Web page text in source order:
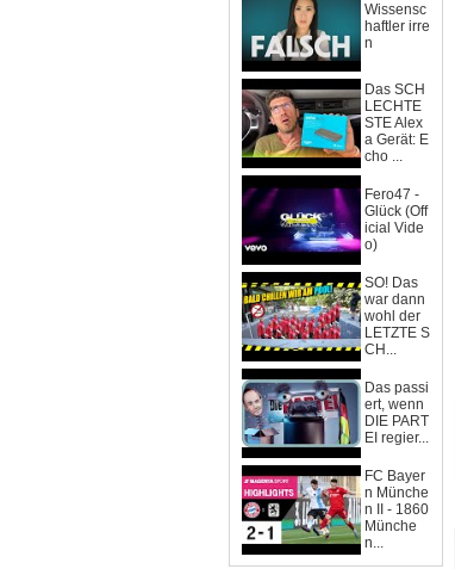
Wissensc
haftler irre
n
Das SCH
LECHTE
STE Alex
a Gerät: E
cho ...
Fero47 -
Glück (Off
icial Vide
o)
SO! Das
war dann
wohl der
LETZTE S
CH...
Das passi
ert, wenn
DIE PART
EI regier...
FC Bayer
n Münche
n II - 1860
Münche
n...